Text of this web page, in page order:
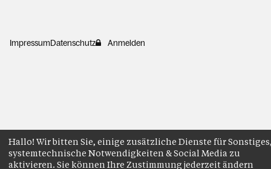
ImpressumDatenschutz Anmelden
Hallo! Wir bitten Sie, einige zusätzliche Dienste für
systemtechnische Notwendigkeiten & Social Media zu
aktivieren. Sie können Ihre Zustimmung jederzeit ändern